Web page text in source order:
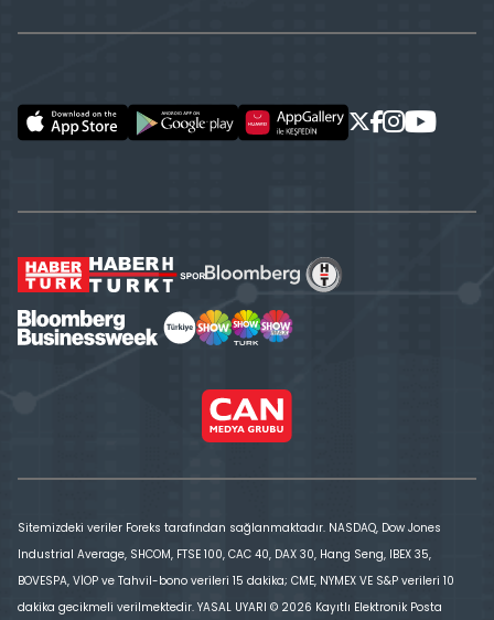
Sitemizdeki veriler Foreks tarafından sağlanmaktadır. NASDAQ, Dow Jones
Industrial Average, SHCOM, FTSE 100, CAC 40, DAX 30, Hang Seng, IBEX 35,
BOVESPA, VİOP ve Tahvil-bono verileri 15 dakika; CME, NYMEX VE S&P verileri 10
dakika gecikmeli verilmektedir. YASAL UYARI © 2026 Kayıtlı Elektronik Posta